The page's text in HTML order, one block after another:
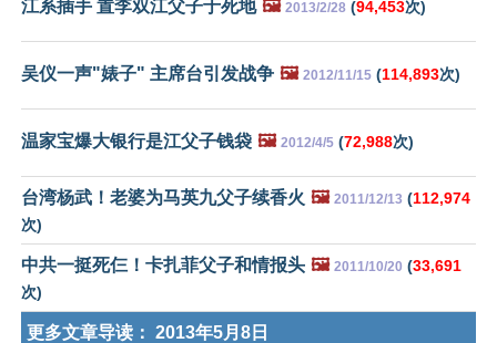
江系插手 置李双江父子于死地 🖼️ 2013/2/28 (94,453次)
吴仪一声"婊子" 主席台引发战争 🖼️ 2012/11/15 (114,893次)
温家宝爆大银行是江父子钱袋 🖼️ 2012/4/5 (72,988次)
台湾杨武！老婆为马英九父子续香火 🖼️ 2011/12/13 (112,974
次)
中共一挺死仨！卡扎菲父子和情报头 🖼️ 2011/10/20 (33,691
次)
更多文章导读： 2013年5月8日